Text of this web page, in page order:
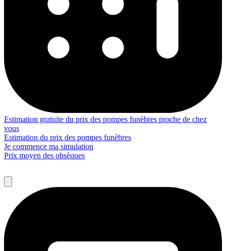
Estimation gratuite du prix des pompes funèbres proche de chez
vous
Estimation du prix des pompes funèbres
Je commence ma simulation
Prix moyen des obsèques